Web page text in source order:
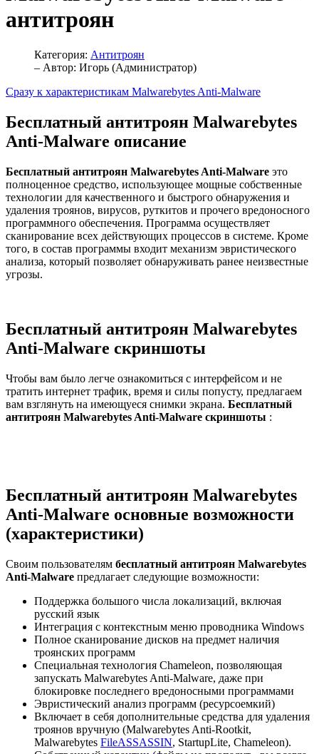
антитроян
Категория: Антитроян
– Автор: Игорь (Администратор)
Сразу к характеристикам Malwarebytes Anti-Malware
Бесплатный антитроян Malwarebytes
Anti-Malware описание
Бесплатный антитроян Malwarebytes Anti-Malware это
полноценное средство, использующее мощные собственные
технологии для качественного и быстрого обнаружения и
удаления троянов, вирусов, руткитов и прочего вредоносного
программного обеспечения. Программа осуществляет
сканирование всех действующих процессов в системе. Кроме
того, в состав программы входит механизм эвристического
анализа, который позволяет обнаруживать ранее неизвестные
угрозы.
Бесплатный антитроян Malwarebytes
Anti-Malware скриншоты
Чтобы вам было легче ознакомиться с интерфейсом и не
тратить интернет трафик, время и силы попусту, предлагаем
вам взглянуть на имеющуеся снимки экрана. Бесплатный
антитроян Malwarebytes Anti-Malware скриншоты :
Бесплатный антитроян Malwarebytes
Anti-Malware основные возможности
(характеристики)
Своим пользователям бесплатный антитроян Malwarebytes
Anti-Malware предлагает следующие возможности:
Поддержка большого числа локализаций, включая
русский язык
Интеграция с контекстным меню проводника Windows
Полное сканирование дисков на предмет наличия
троянских программ
Специальная технология Chameleon, позволяющая
запускать Malwarebytes Anti-Malware, даже при
блокировке последнего вредоносными программами
Эвристический анализ программ (ресурсоемкий)
Включает в себя дополнительные средства для удаления
троянов вручную (Malwarebytes Anti-Rootkit,
Malwarebytes FileASSASSIN, StartupLite, Chameleon).